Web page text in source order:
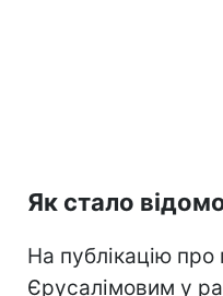
Як стало
На публікацію
Єрусалімовим у